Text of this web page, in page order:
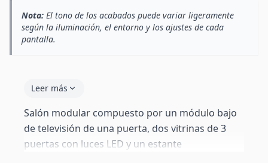
Nota: El tono de los acabados puede variar ligeramente
según la iluminación, el entorno y los ajustes de cada
pantalla.
Leer más
Salón modular compuesto por un módulo bajo
de televisión de una puerta, dos vitrinas de 3
puertas con luces LED y un estante